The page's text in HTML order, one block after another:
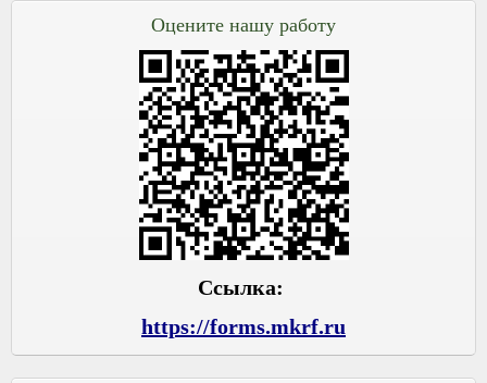
Оцените нашу работу
Ссылка:
https://forms.mkrf.ru